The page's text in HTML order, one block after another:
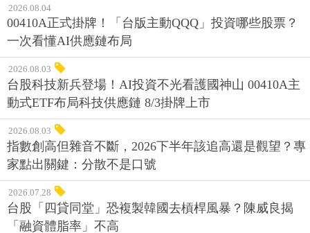
2026.08.04
00410A正式掛牌！「台版主動QQQ」投資哪些股票？
一次看懂AI供應鏈布局
2026.08.03
台股科技新兵登場！AI投資不光看護國神山 00410A主
動式ETF布局科技供應鏈 8/3掛牌上市
2026.08.03
指數創高但雜音不斷，2026下半年該追高還是觀望？專
家點出關鍵：分散不是口號
2026.07.28
台股「四貸同堂」恐複製韓國去槓桿風暴？陳威良揭
「融資體脂率」不高